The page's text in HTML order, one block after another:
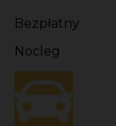
Bezpłatny
Nocleg